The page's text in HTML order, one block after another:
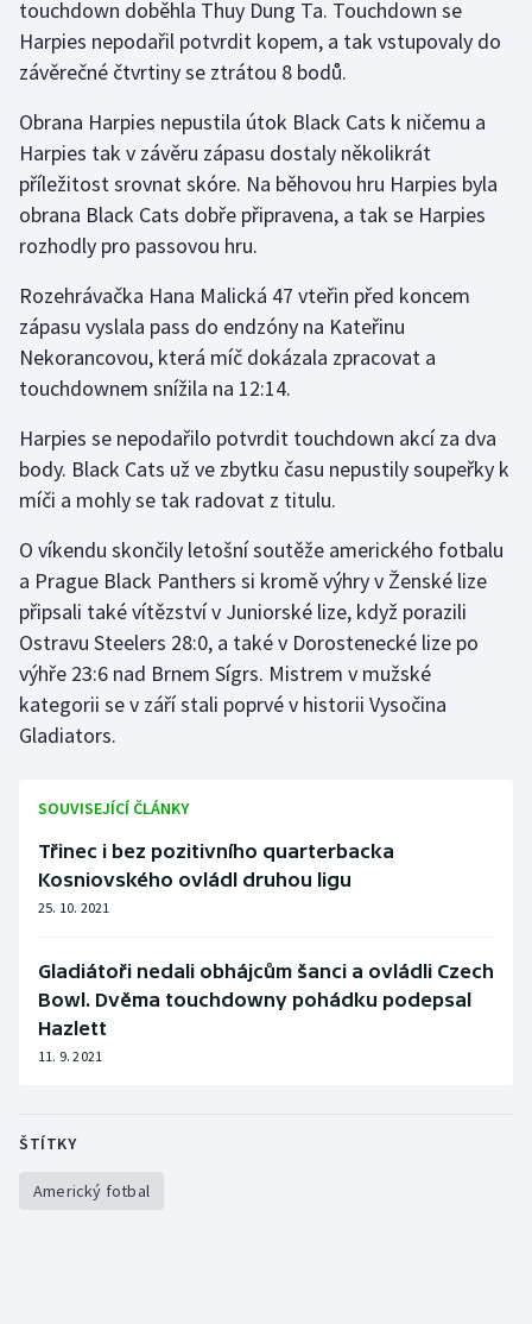
Stolní tenis
Triatlon
Veslování
Vodní slalom
Volejbal
Ostatní
touchdown doběhla Thuy Dung Ta. Touchdown se
Harpies nepodařil potvrdit kopem, a tak vstupovaly do
závěrečné čtvrtiny se ztrátou 8 bodů.
Obrana Harpies nepustila útok Black Cats k ničemu a
Harpies tak v závěru zápasu dostaly několikrát
příležitost srovnat skóre. Na běhovou hru Harpies byla
obrana Black Cats dobře připravena, a tak se Harpies
rozhodly pro passovou hru.
Rozehrávačka Hana Malická 47 vteřin před koncem
zápasu vyslala pass do endzóny na Kateřinu
Nekorancovou, která míč dokázala zpracovat a
touchdownem snížila na 12:14.
Harpies se nepodařilo potvrdit touchdown akcí za dva
body. Black Cats už ve zbytku času nepustily soupeřky k
míči a mohly se tak radovat z titulu.
O víkendu skončily letošní soutěže amerického fotbalu
a Prague Black Panthers si kromě výhry v Ženské lize
připsali také vítězství v Juniorské lize, když porazili
Ostravu Steelers 28:0, a také v Dorostenecké lize po
výhře 23:6 nad Brnem Sígrs. Mistrem v mužské
kategorii se v září stali poprvé v historii Vysočina
Gladiators.
SOUVISEJÍCÍ ČLÁNKY
Třinec i bez pozitivního quarterbacka
Kosniovského ovládl druhou ligu
25. 10. 2021
Gladiátoři nedali obhájcům šanci a ovládli Czech
Bowl. Dvěma touchdowny pohádku podepsal
Hazlett
11. 9. 2021
ŠTÍTKY
Americký fotbal